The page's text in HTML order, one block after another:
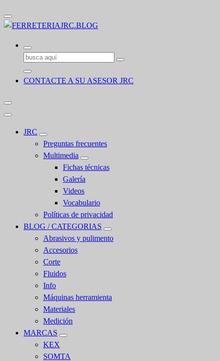
Buscar:
CONTACTE A SU ASESOR JRC
JRC
Preguntas frecuentes
Multimedia
Fichas técnicas
Galería
Videos
Vocabulario
Políticas de privacidad
BLOG / CATEGORIAS
Abrasivos y pulimento
Accesorios
Corte
Fluidos
Info
Máquinas herramienta
Materiales
Medición
MARCAS
KEX
SOMTA